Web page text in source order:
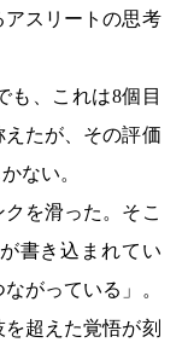
スリートの思考
も、これは8個目
たが、その評価
ない。
を滑った。そこ
書き込まれてい
がっている」。
超えた覚悟が刻